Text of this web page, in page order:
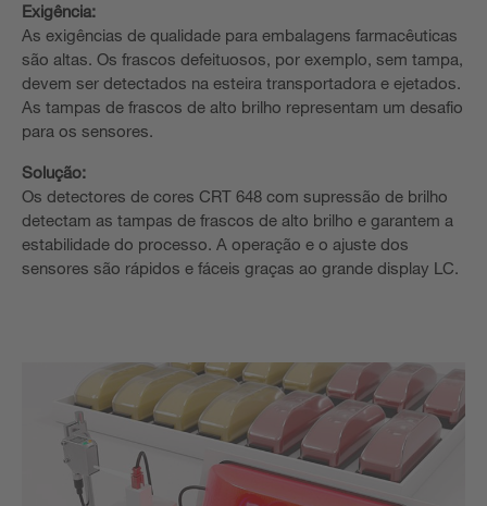
Exigência:
As exigências de qualidade para embalagens farmacêuticas
são altas. Os frascos defeituosos, por exemplo, sem tampa,
devem ser detectados na esteira transportadora e ejetados.
As tampas de frascos de alto brilho representam um desafio
para os sensores.
Solução:
Os detectores de cores CRT 648 com supressão de brilho
detectam as tampas de frascos de alto brilho e garantem a
estabilidade do processo. A operação e o ajuste dos
sensores são rápidos e fáceis graças ao grande display LC.